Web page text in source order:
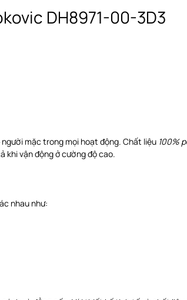
DH8971-00-3D3
mặc trong mọi hoạt động. Chất liệu 100%
khi vận động ở cường độ cao.
nhau như: